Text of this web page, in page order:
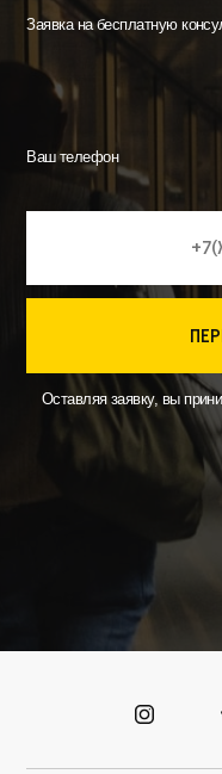
Заявка на бесплатную
Ваш телефон
Оставляя заявку, вы